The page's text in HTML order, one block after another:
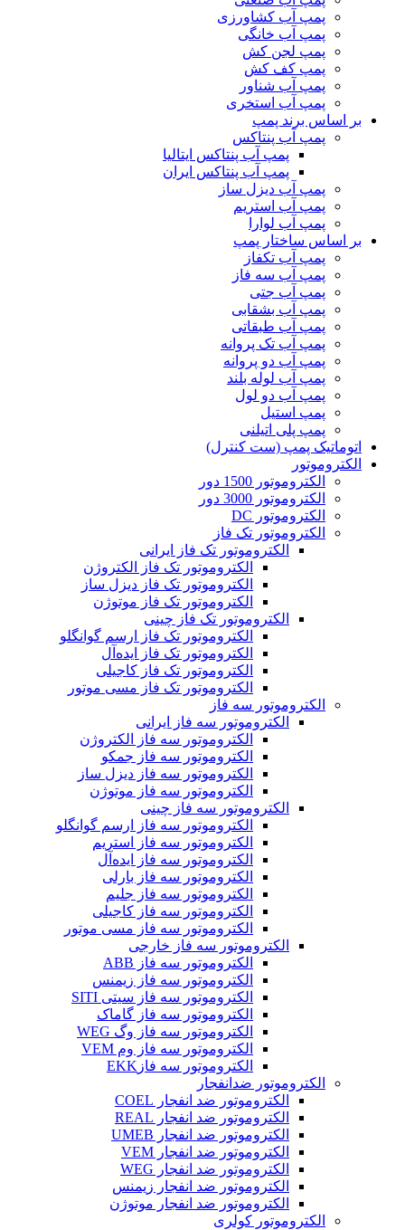
پمپ آب کشاورزی
پمپ آب خانگی
پمپ لجن کش
پمپ کف کش
پمپ آب شناور
پمپ آب استخری
بر اساس برند پمپ
پمپ آب پنتاکس
پمپ آب پنتاکس ایتالیا
پمپ آب پنتاکس ایران
پمپ آب دیزل ساز
پمپ آب استریم
پمپ آب لوارا
بر اساس ساختار پمپ
پمپ آب تکفاز
پمپ آب سه فاز
پمپ آب جتی
پمپ آب بشقابی
پمپ آب طبقاتی
پمپ آب تک پروانه
پمپ آب دو پروانه
پمپ آب لوله بلند
پمپ آب دو لول
پمپ استیل
پمپ پلی اتیلنی
اتوماتیک پمپ (ست کنترل)
الکتروموتور
الکتروموتور 1500 دور
الکتروموتور 3000 دور
الکتروموتور DC
الکتروموتور تک فاز
الکتروموتور تک فاز ایرانی
الکتروموتور تک فاز الکتروژن
الکتروموتور تک فاز دیزل ساز
الکتروموتور تک فاز موتوژن
الکتروموتور تک فاز چینی
الکتروموتور تک فاز ارسم گوانگلو
الکتروموتور تک فاز ایده‌آل
الکتروموتور تک فاز کاجیلی
الکتروموتور تک فاز مسی موتور
الکتروموتور سه فاز
الکتروموتور سه فاز ایرانی
الکتروموتور سه فاز الکتروژن
الکتروموتور سه فاز جمکو
الکتروموتور سه فاز دیزل ساز
الکتروموتور سه فاز موتوژن
الکتروموتور سه فاز چینی
الکتروموتور سه فاز ارسم گوانگلو
الکتروموتور سه فاز استریم
الکتروموتور سه فاز ایده‌آل
الکتروموتور سه فاز بارلی
الکتروموتور سه فاز جلیم
الکتروموتور سه فاز کاجیلی
الکتروموتور سه فاز مسی موتور
الکتروموتور سه فاز خارجی
الکتروموتور سه فاز ABB
الکتروموتور سه فاز زیمنس
الکتروموتور سه فاز سیتی SITI
الکتروموتور سه فاز گاماک
الکتروموتور سه فاز وگ WEG
الکتروموتور سه فاز وم VEM
الکتروموتور سه فازEKK
الکتروموتور ضدانفجار
الکتروموتور ضد انفجار COEL
الکتروموتور ضد انفجار REAL
الکتروموتور ضد انفجار UMEB
الکتروموتور ضد انفجار VEM
الکتروموتور ضد انفجار WEG
الکتروموتور ضد انفجار زیمنس
الکتروموتور ضد انفجار موتوژن
الکتروموتور کولری